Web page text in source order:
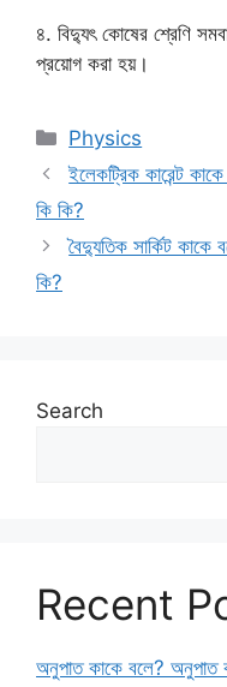
৪. বিদ্যুৎ কোষের শ্রেণি
প্রয়োগ করা হয়।
Categories
Physics
ইলেকট্রিক কারেন্ট
কি কি?
বৈদ্যুতিক সার্কিট
কি?
Search
Recent
অনুপাত কাকে বলে? অনুপাত